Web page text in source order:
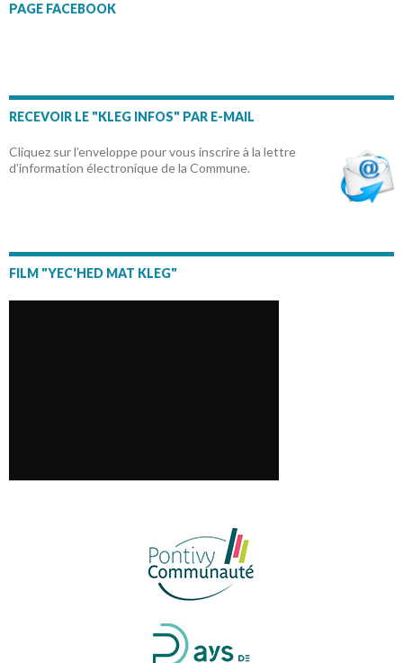
PAGE FACEBOOK
RECEVOIR LE "KLEG INFOS" PAR E-MAIL
Cliquez sur l’enveloppe pour vous inscrire à la lettre
d’information électronique de la Commune.
FILM "YEC'HED MAT KLEG"